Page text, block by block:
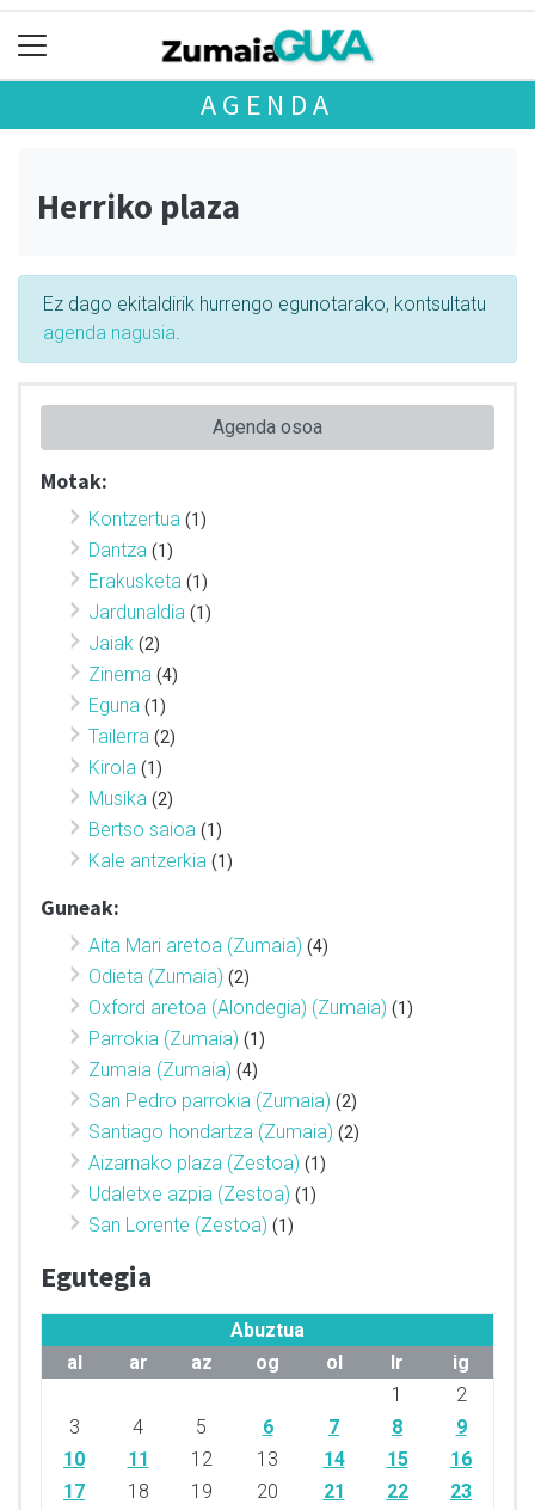
AGENDA
Herriko plaza
Ez dago ekitaldirik hurrengo egunotarako, kontsultatu
agenda nagusia
Agenda osoa
Motak:
Kontzertua (1)
Dantza (1)
Erakusketa (1)
Jardunaldia (1)
Jaiak (2)
Zinema (4)
Eguna (1)
Tailerra (2)
Kirola (1)
Musika (2)
Bertso saioa (1)
Kale antzerkia (1)
Guneak:
Aita Mari aretoa (Zumaia) (4)
Odieta (Zumaia) (2)
Oxford aretoa (Alondegia) (Zumaia) (1)
Parrokia (Zumaia) (1)
Zumaia (Zumaia) (4)
San Pedro parrokia (Zumaia) (2)
Santiago hondartza (Zumaia) (2)
Aizarnako plaza (Zestoa) (1)
Udaletxe azpia (Zestoa) (1)
San Lorente (Zestoa) (1)
Egutegia
Abuztua
al
ar az og ol lr
ig
1
2
3
4 5 6 7 8
9
10
11 12 13 14 15
16
17
18 19 20 21 22
23